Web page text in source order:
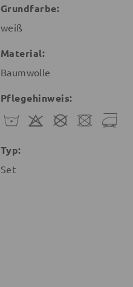
Grundfarbe:
weiß
Material:
Baumwolle
Pflegehinweis:
Typ:
Set